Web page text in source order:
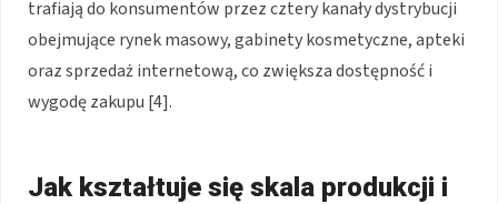
trafiają do konsumentów przez cztery kanały dystrybucji
obejmujące rynek masowy, gabinety kosmetyczne, apteki
oraz sprzedaż internetową, co zwiększa dostępność i
wygodę zakupu [4].
Jak kształtuje się skala produkcji i